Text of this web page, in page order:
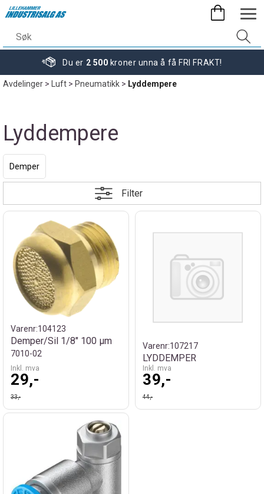
Du er 2 500 kroner unna å få FRI FRAKT!
Avdelinger> Luft>Pneumatikk> Lyddempere
Lyddempere
Demper
Filter
Varenr:104123
Demper/Sil 1/8" 100 µm
7010-02
Inkl. mva
29,-
33,-
Varenr:107217
LYDDEMPER
Inkl. mva
39,-
44,-